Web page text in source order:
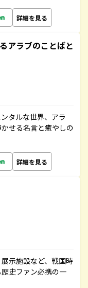
詳細を見る
アラブのことばと
タルな世界、アラ
せる名言と癒やしの
詳細を見る
示施設など、戦国時
史ファン必携の一